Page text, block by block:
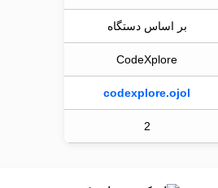
بر اساس دستگاه
CodeXplore
codexplore.ojol
2